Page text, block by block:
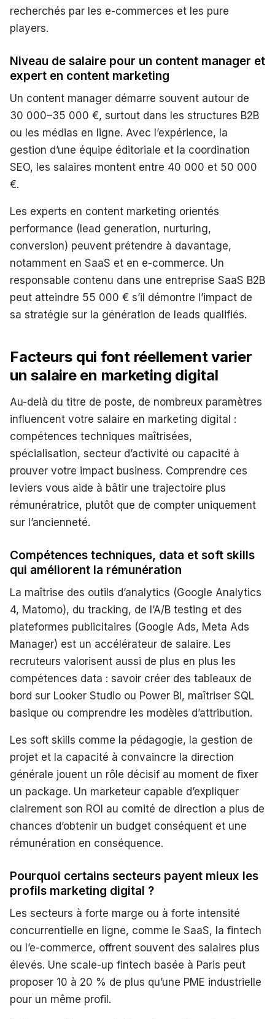
recherchés par les e-commerces et les pure
players.
Niveau de salaire pour un content manager et
expert en content marketing
Un content manager démarre souvent autour de
30 000–35 000 €, surtout dans les structures B2B
ou les médias en ligne. Avec l’expérience, la
gestion d’une équipe éditoriale et la coordination
SEO, les salaires montent entre 40 000 et 50 000
€.
Les experts en content marketing orientés
performance (lead generation, nurturing,
conversion) peuvent prétendre à davantage,
notamment en SaaS et en e-commerce. Un
responsable contenu dans une entreprise SaaS B2B
peut atteindre 55 000 € s’il démontre l’impact de
sa stratégie sur la génération de leads qualifiés.
Facteurs qui font réellement varier
un salaire en marketing digital
Au-delà du titre de poste, de nombreux paramètres
influencent votre salaire en marketing digital :
compétences techniques maîtrisées,
spécialisation, secteur d’activité ou capacité à
prouver votre impact business. Comprendre ces
leviers vous aide à bâtir une trajectoire plus
rémunératrice, plutôt que de compter uniquement
sur l’ancienneté.
Compétences techniques, data et soft skills
qui améliorent la rémunération
La maîtrise des outils d’analytics (Google Analytics
4, Matomo), du tracking, de l’A/B testing et des
plateformes publicitaires (Google Ads, Meta Ads
Manager) est un accélérateur de salaire. Les
recruteurs valorisent aussi de plus en plus les
compétences data : savoir créer des tableaux de
bord sur Looker Studio ou Power BI, maîtriser SQL
basique ou comprendre les modèles d’attribution.
Les soft skills comme la pédagogie, la gestion de
projet et la capacité à convaincre la direction
générale jouent un rôle décisif au moment de fixer
un package. Un marketeur capable d’expliquer
clairement son ROI au comité de direction a plus de
chances d’obtenir un budget conséquent et une
rémunération en conséquence.
Pourquoi certains secteurs payent mieux les
profils marketing digital ?
Les secteurs à forte marge ou à forte intensité
concurrentielle en ligne, comme le SaaS, la fintech
ou l’e-commerce, offrent souvent des salaires plus
élevés. Une scale-up fintech basée à Paris peut
proposer 10 à 20 % de plus qu’une PME industrielle
pour un même profil.